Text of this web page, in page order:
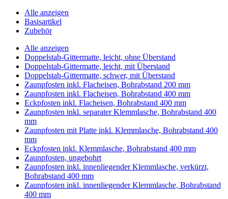
Alle anzeigen
Basisartikel
Zubehör
Alle anzeigen
Doppelstab-Gittermatte, leicht, ohne Überstand
Doppelstab-Gittermatte, leicht, mit Überstand
Doppelstab-Gittermatte, schwer, mit Überstand
Zaunpfosten inkl. Flacheisen, Bohrabstand 200 mm
Zaunpfosten inkl. Flacheisen, Bohrabstand 400 mm
Eckpfosten inkl. Flacheisen, Bohrabstand 400 mm
Zaunpfosten inkl. separater Klemmlasche, Bohrabstand 400
mm
Zaunpfosten mit Platte inkl. Klemmlasche, Bohrabstand 400
mm
Eckpfosten inkl. Klemmlasche, Bohrabstand 400 mm
Zaunpfosten, ungebohrt
Zaunpfosten inkl. innenliegender Klemmlasche, verkürzt,
Bohrabstand 400 mm
Zaunpfosten inkl. innenliegender Klemmlasche, Bohrabstand
400 mm